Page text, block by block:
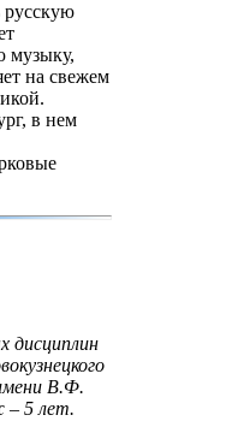
русскую
музыку,
на свежем
в нем
дисциплин
В.Ф.
– 5 лет.